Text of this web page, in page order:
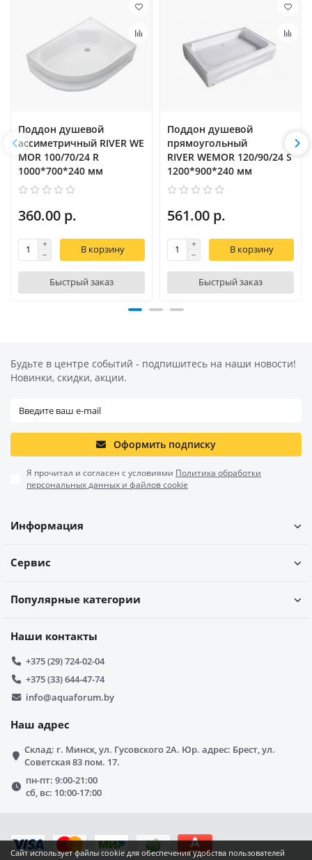
Поддон душевой
ассиметричный RIVER WE
MOR 100/70/24 R
1000*700*240 мм
360.00 р.
В корзину
Быстрый заказ
Поддон душевой
прямоугольный
RIVER WEMOR 120/90/24 S
1200*900*240 мм
561.00 р.
В корзину
Быстрый заказ
Сайт использует файлы cookie для обеспечения удобства пользователей
Будьте в центре событий - подпишитесь на наши новости!
Новинки, скидки, акции.
Оформить подписку
Я прочитал и согласен с условиями Политика обработки
персональных данных и файлов cookie
Информация
Сервис
Популярные категории
Наши контакты
+375 (29) 724-02-04
+375 (33) 644-47-74
info@aquaforum.by
Наш адрес
Склад: г. Минск, ул. Гусовского 2А. Юр. адрес: Брест, ул.
Советская 83 пом. 17.
пн-пт: 9:00-21:00
сб, вс: 10:00-17:00